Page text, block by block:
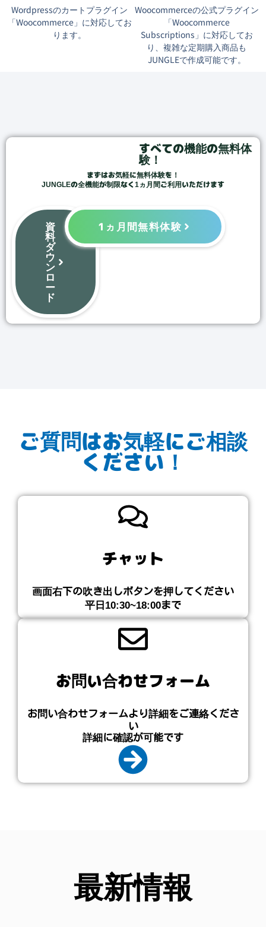
Wordpressのカートプラグイン
「Woocommerce」に対応してお
ります。
Woocommerceの公式プラグイン
「Woocommerce
Subscriptions」に対応してお
り、複雑な定期購入商品も
JUNGLEで作成可能です。
すべての機能の無料体
験！
まずはお気軽に無料体験を！
JUNGLEの全機能が制限なく1ヵ月間ご利用いただけます
資
料
ダ
ウ
ン
ロ
ー
ド
1ヵ月間無料体験
ご質問はお気軽にご相談
ください！
チャット
画面右下の吹き出しボタンを押してください​
平日10:30~18:00まで
お問い合わせフォーム
お問い合わせフォームより詳細をご連絡くださ
い
詳細に確認が可能です
最新情報